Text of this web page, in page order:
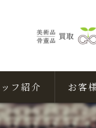
フ紹介 お客